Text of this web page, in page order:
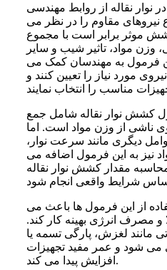
نقاله از روابط مهندسی
مقاوم را در نظر می
موثر برابر است با مجموع
مواد، تاثیر شیب و سایر
فرمول به مهندسان کمک می
مورد نیاز را تعیین کنند و
کشش نوار نقاله شامل جمع
ناشی از وزن مواد است. اما
دیگری مانند سرعت نوار،
نیز به این فرمول اضافه می
مقدار کشش نوار نقاله
از این فرمول ها باعث می
و مصرف انرژی بهینه کار کند.
مانند لغزش، پارگی تسمه یا
می شود و عمر مفید تجهیزات
افزایش پیدا می کند.